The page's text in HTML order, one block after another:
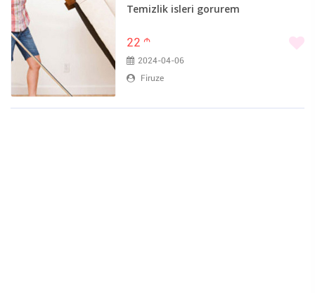
Temizlik isleri gorurem
22 m
2024-04-06
Firuze